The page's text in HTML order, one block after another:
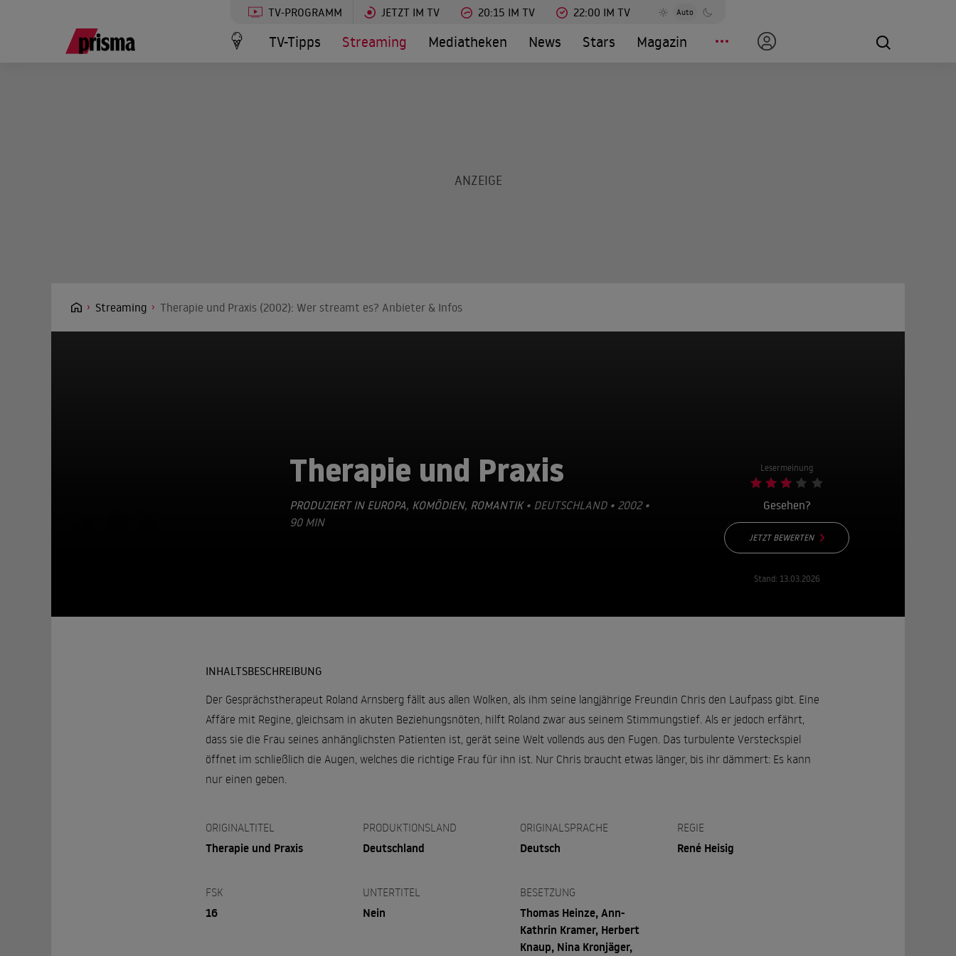
TV-PROGRAMM JETZT IM TV 20:15 IM TV 22:00 IM TV Auto
TV-Tipps Streaming Mediatheken News Stars Magazin
Streaming Therapie und Praxis (2002): Wer streamt es? Anbieter & Infos
Therapie und Praxis
PRODUZIERT IN EUROPA, KOMÖDIEN, ROMANTIK• DEUTSCHLAND • 2002 •
90 MIN
Lesermeinung
Gesehen?
JETZT BEWERTEN
Stand: 13.03.2026
INHALTSBESCHREIBUNG
Der Gesprächstherapeut Roland Arnsberg fällt aus allen Wolken, als ihm seine langjährige Freundin Chris den Laufpass gibt. Eine
Affäre mit Regine, gleichsam in akuten Beziehungsnöten, hilft Roland zwar aus seinem Stimmungstief. Als er jedoch erfährt,
dass sie die Frau seines anhänglichsten Patienten ist, gerät seine Welt vollends aus den Fugen. Das turbulente Versteckspiel
öffnet im schließlich die Augen, welches die richtige Frau für ihn ist. Nur Chris braucht etwas länger, bis ihr dämmert: Es kann
nur einen geben.
ORIGINALTITEL
Therapie und Praxis
PRODUKTIONSLAND
Deutschland
ORIGINALSPRACHE
Deutsch
REGIE
René Heisig
FSK
16
UNTERTITEL
Nein
BESETZUNG
Thomas Heinze, Ann-
Kathrin Kramer, Herbert
Knaup, Nina Kronjäger,